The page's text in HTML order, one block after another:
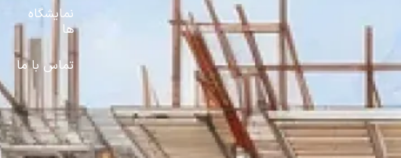
نمایشگاه
ها
تماس با ما